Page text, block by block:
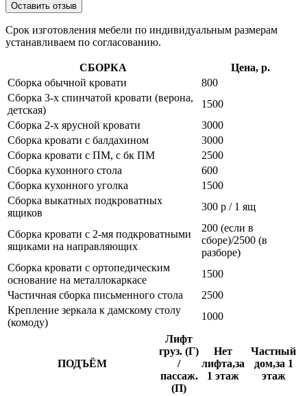
Оставить отзыв
Срок изготовления мебели по индивидуальным размерам
устанавливаем по согласованию.
СБОРКА
Цена, р.
Сборка обычной кровати
800
Сборка 3-х спинчатой кровати (верона,
детская)
1500
Сборка 2-х ярусной кровати
3000
Сборка кровати с балдахином
3000
Сборка кровати с ПМ, с бк ПМ
2500
Сборка кухонного стола
600
Сборка кухонного уголка
1500
Сборка выкатных подкроватных
ящиков
300 р / 1 ящ
Сборка кровати с 2-мя подкроватными
ящиками на направляющих
200 (если в
сборе)/2500 (в
разборе)
Сборка кровати с ортопедическим
основание на металлокаркасе
1500
Частичная сборка письменного стола
2500
Крепление зеркала к дамскому столу
(комоду)
1000
ПОДЪЁМ
Лифт
груз. (Г)
/
пассаж.
(П)
Нет
лифта,за
1 этаж
Частный
дом,за 1
этаж